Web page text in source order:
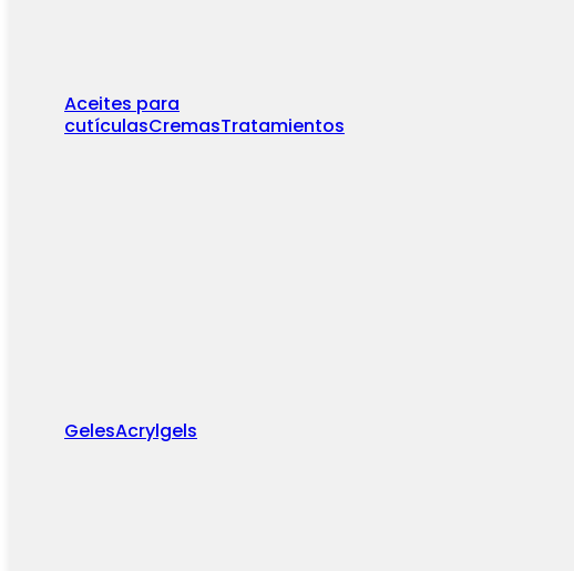
Aceites para
cutículasCremasTratamientos
GelesAcrylgels